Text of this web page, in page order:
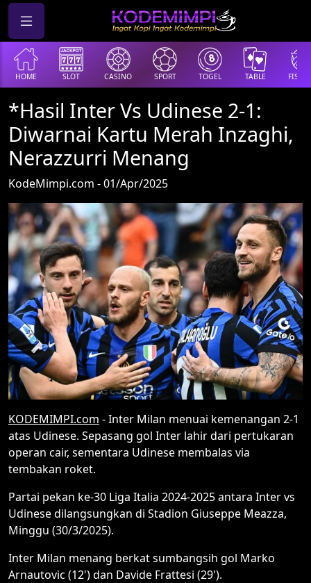
HOME SLOT CASINO SPORT TOGEL TABLE
*Hasil Inter Vs Udinese 2-1:
Diwarnai Kartu Merah Inzaghi,
Nerazzurri Menang
KodeMimpi.com - 01/Apr/2025
KODEMIMPI.com - Inter Milan menuai kemenangan 2-1
atas Udinese. Sepasang gol Inter lahir dari pertukaran
operan cair, sementara Udinese membalas via
tembakan roket.
Partai pekan ke-30 Liga Italia 2024-2025 antara Inter vs
Udinese dilangsungkan di Stadion Giuseppe Meazza,
Minggu (30/3/2025).
Inter Milan menang berkat sumbangsih gol Marko
Arnautovic (12') dan Davide Frattesi (29').